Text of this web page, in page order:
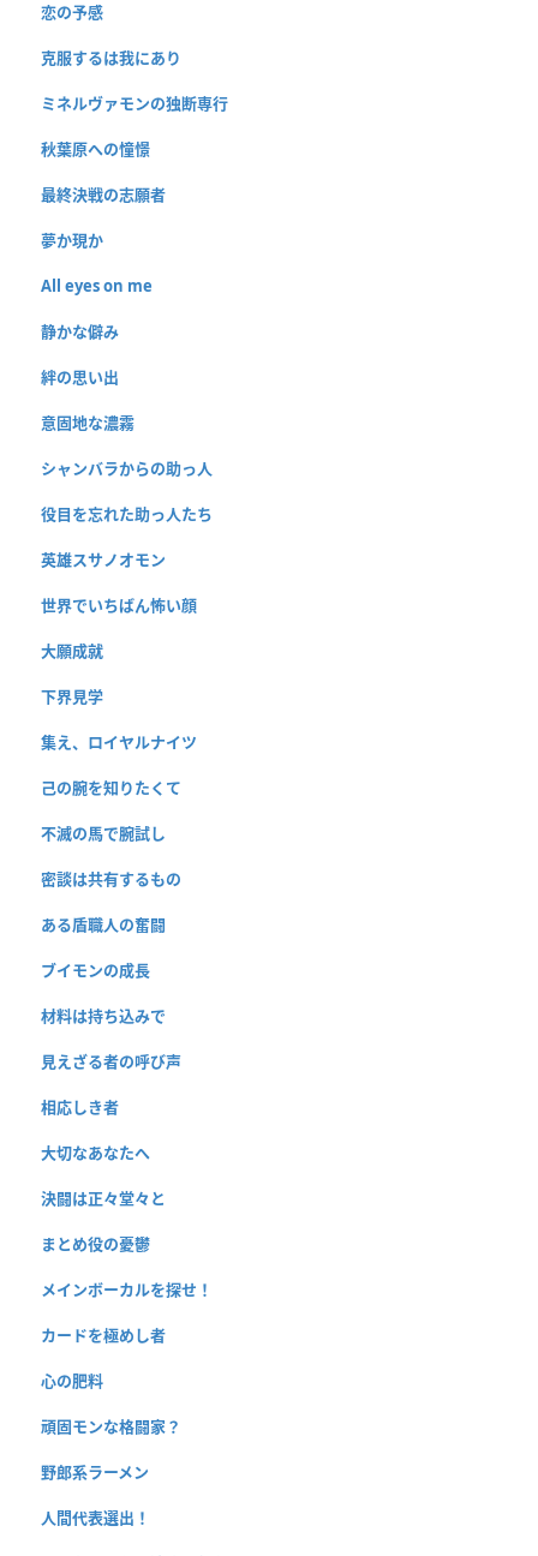
恋の予感
克服するは我にあり
ミネルヴァモンの独断専行
秋葉原への憧憬
最終決戦の志願者
夢か現か
All eyes on me
静かな僻み
絆の思い出
意固地な濃霧
シャンバラからの助っ人
役目を忘れた助っ人たち
英雄スサノオモン
世界でいちばん怖い顔
大願成就
下界見学
集え、ロイヤルナイツ
己の腕を知りたくて
不滅の馬で腕試し
密談は共有するもの
ある盾職人の奮闘
ブイモンの成長
材料は持ち込みで
見えざる者の呼び声
相応しき者
大切なあなたへ
決闘は正々堂々と
まとめ役の憂鬱
メインボーカルを探せ！
カードを極めし者
心の肥料
頑固モンな格闘家？
野郎系ラーメン
人間代表選出！